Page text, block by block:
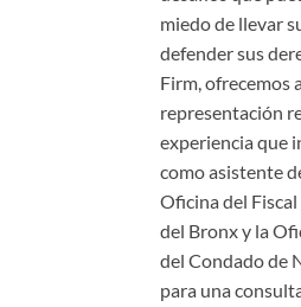
miedo de llevar
defender sus
Firm, ofrecemos
representación
experiencia que
como asistente
Oficina del
del Bronx y la
del Condado de
para una